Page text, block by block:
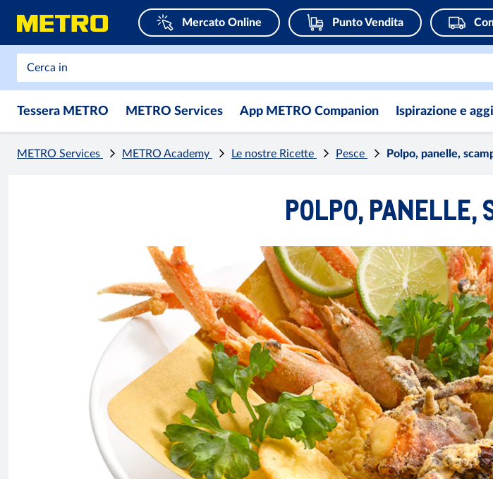
Mercato Online Punto Vendita
Tessera METRO METRO Services App METRO Companion Ispirazione e
METRO Services METRO Academy Le nostre Ricette Pesce Polpo, panelle,
POLPO, PANELLE,